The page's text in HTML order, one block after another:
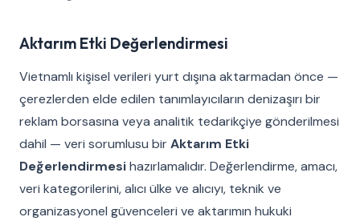
Aktarım Etki Değerlendirmesi
Vietnamlı kişisel verileri yurt dışına aktarmadan önce —
çerezlerden elde edilen tanımlayıcıların denizaşırı bir
reklam borsasına veya analitik tedarikçiye gönderilmesi
dahil — veri sorumlusu birAktarım Etki
Değerlendirmesihazırlamalıdır. Değerlendirme, amacı,
veri kategorilerini, alıcı ülke ve alıcıyı, teknik ve
organizasyonel güvenceleri ve aktarımın hukuki